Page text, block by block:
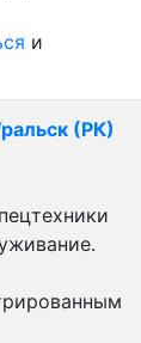
и
(РК)